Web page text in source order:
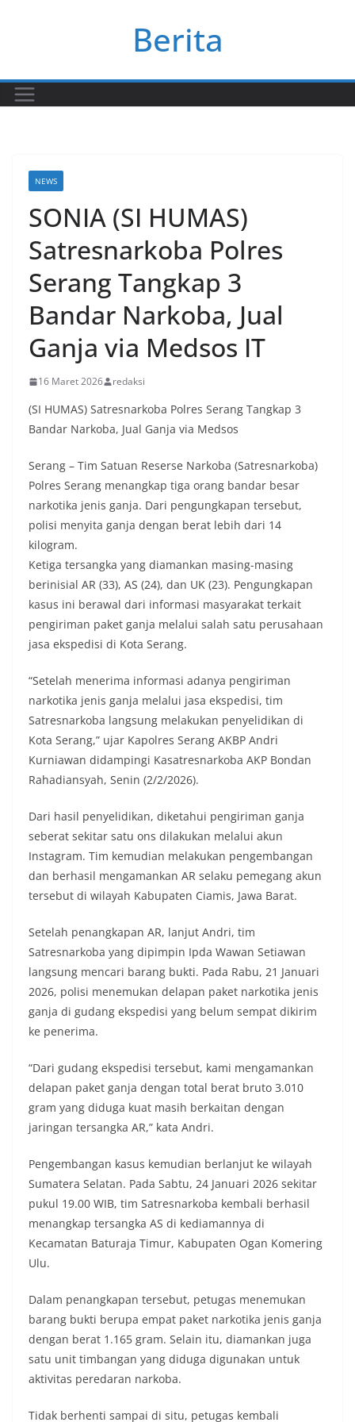
Berita
NEWS
SONIA (SI HUMAS)
Satresnarkoba Polres
Serang Tangkap 3
Bandar Narkoba, Jual
Ganja via Medsos IT
16 Maret 2026 redaksi
(SI HUMAS) Satresnarkoba Polres Serang Tangkap 3
Bandar Narkoba, Jual Ganja via Medsos
Serang – Tim Satuan Reserse Narkoba (Satresnarkoba)
Polres Serang menangkap tiga orang bandar besar
narkotika jenis ganja. Dari pengungkapan tersebut,
polisi menyita ganja dengan berat lebih dari 14
kilogram.
Ketiga tersangka yang diamankan masing-masing
berinisial AR (33), AS (24), dan UK (23). Pengungkapan
kasus ini berawal dari informasi masyarakat terkait
pengiriman paket ganja melalui salah satu perusahaan
jasa ekspedisi di Kota Serang.
“Setelah menerima informasi adanya pengiriman
narkotika jenis ganja melalui jasa ekspedisi, tim
Satresnarkoba langsung melakukan penyelidikan di
Kota Serang,” ujar Kapolres Serang AKBP Andri
Kurniawan didampingi Kasatresnarkoba AKP Bondan
Rahadiansyah, Senin (2/2/2026).
Dari hasil penyelidikan, diketahui pengiriman ganja
seberat sekitar satu ons dilakukan melalui akun
Instagram. Tim kemudian melakukan pengembangan
dan berhasil mengamankan AR selaku pemegang akun
tersebut di wilayah Kabupaten Ciamis, Jawa Barat.
Setelah penangkapan AR, lanjut Andri, tim
Satresnarkoba yang dipimpin Ipda Wawan Setiawan
langsung mencari barang bukti. Pada Rabu, 21 Januari
2026, polisi menemukan delapan paket narkotika jenis
ganja di gudang ekspedisi yang belum sempat dikirim
ke penerima.
“Dari gudang ekspedisi tersebut, kami mengamankan
delapan paket ganja dengan total berat bruto 3.010
gram yang diduga kuat masih berkaitan dengan
jaringan tersangka AR,” kata Andri.
Pengembangan kasus kemudian berlanjut ke wilayah
Sumatera Selatan. Pada Sabtu, 24 Januari 2026 sekitar
pukul 19.00 WIB, tim Satresnarkoba kembali berhasil
menangkap tersangka AS di kediamannya di
Kecamatan Baturaja Timur, Kabupaten Ogan Komering
Ulu.
Dalam penangkapan tersebut, petugas menemukan
barang bukti berupa empat paket narkotika jenis ganja
dengan berat 1.165 gram. Selain itu, diamankan juga
satu unit timbangan yang diduga digunakan untuk
aktivitas peredaran narkoba.
Tidak berhenti sampai di situ, petugas kembali